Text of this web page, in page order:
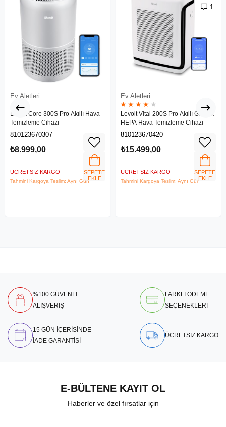
Ev Aletleri
Levoit Core 300S Pro Akıllı Hava
Temizleme Cihazı
810123670307
₺8.999,00
ÜCRETSIZ KARGO
Tahmini Kargoya Teslim: Aynı Gün
SEPETE
EKLE
Ev Aletleri
★ ★ ★ ★ ★
Levoit Vital 200S Pro Akıllı Gerçek
HEPA Hava Temizleme Cihazı
1
810123670420
₺15.499,00
ÜCRETSIZ KARGO
Tahmini Kargoya Teslim: Aynı Gün
SEPETE
EKLE
%100 GÜVENLİ
ALIŞVERİŞ
FARKLI ÖDEME
SEÇENEKLERİ
15 GÜN İÇERİSİNDE
İADE GARANTİSİ
ÜCRETSİZ KARGO
E-BÜLTENE KAYIT OL
Haberler ve özel fırsatlar için